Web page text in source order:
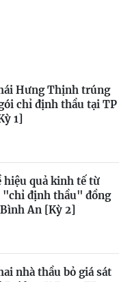
Hưng Thịnh trúng
chỉ định thầu tại TP
1]
hiệu quả kinh tế từ
"chỉ định thầu" đồng
An [Kỳ 2]
nhà thầu bỏ giá sát